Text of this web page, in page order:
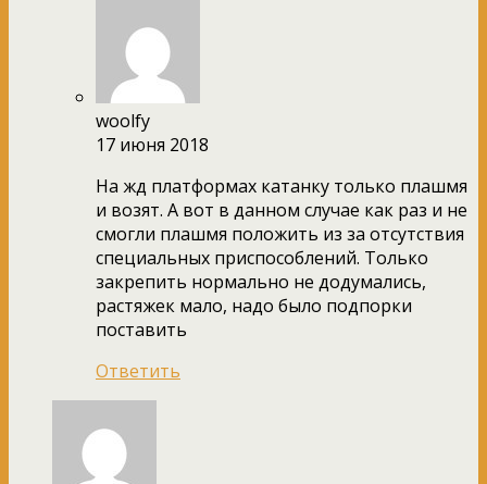
woolfy
17 июня 2018
На жд платформах катанку только плашмя
и возят. А вот в данном случае как раз и не
смогли плашмя положить из за отсутствия
специальных приспособлений. Только
закрепить нормально не додумались,
растяжек мало, надо было подпорки
поставить
Ответить